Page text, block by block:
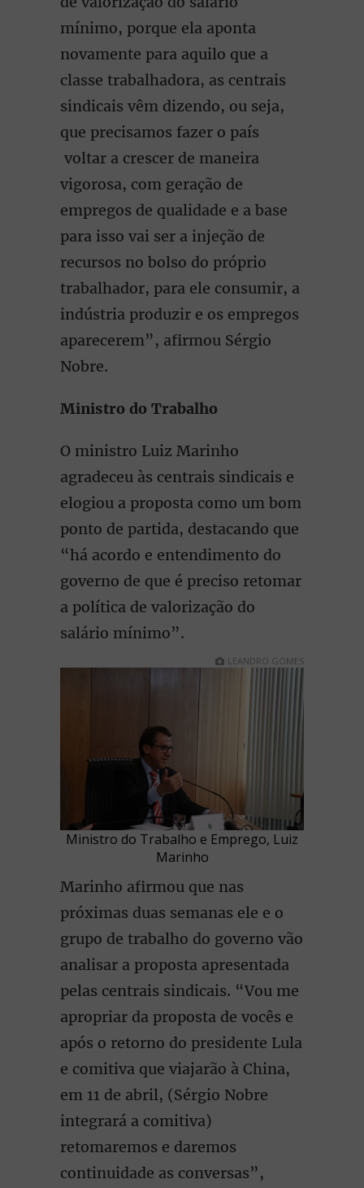
mínimo, porque ela aponta
novamente para aquilo que a
classe trabalhadora, as centrais
sindicais vêm dizendo, ou seja,
que precisamos fazer o país
voltar a crescer de maneira
vigorosa, com geração de
empregos de qualidade e a base
para isso vai ser a injeção de
recursos no bolso do próprio
trabalhador, para ele consumir, a
indústria produzir e os empregos
aparecerem”, afirmou Sérgio
Nobre.
Ministro do Trabalho
O ministro Luiz Marinho
agradeceu às centrais sindicais e
elogiou a proposta como um bom
ponto de partida, destacando que
“há acordo e entendimento do
governo de que é preciso retomar
a política de valorização do
salário mínimo”.
LEANDRO GOMES
Ministro do Trabalho e Emprego, Luiz
Marinho
Marinho afirmou que nas
próximas duas semanas ele e o
grupo de trabalho do governo vão
analisar a proposta apresentada
pelas centrais sindicais. “Vou me
apropriar da proposta de vocês e
após o retorno do presidente Lula
e comitiva que viajarão à China,
em 11 de abril, (Sérgio Nobre
integrará a comitiva)
retomaremos e daremos
continuidade as conversas”,